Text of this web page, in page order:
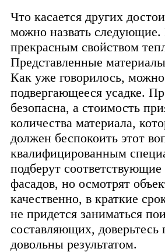
Что касается других
можно назвать следующие.
прекрасным свойством
Представленные
Как уже говорилось,
подвергающееся усадке.
безопасна, а стоимость
количества материала,
должен беспокоить этот
квалифицированным
подберут
фасадов, но осмотрят
качественно, в краткие
не придется заниматься
составляющих,
довольны результатом.